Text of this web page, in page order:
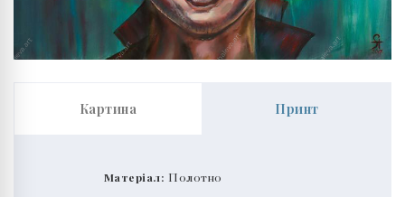
Картина Принт
Матеріал: Полотно